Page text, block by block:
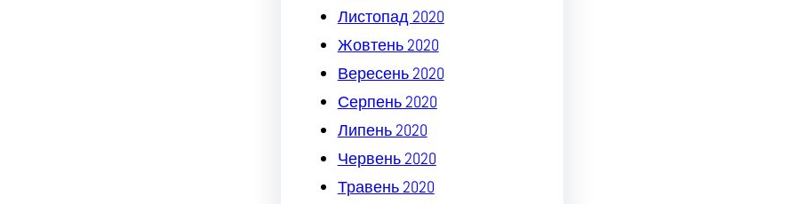
Листопад 2020
Жовтень 2020
Вересень 2020
Серпень 2020
Липень 2020
Червень 2020
Травень 2020